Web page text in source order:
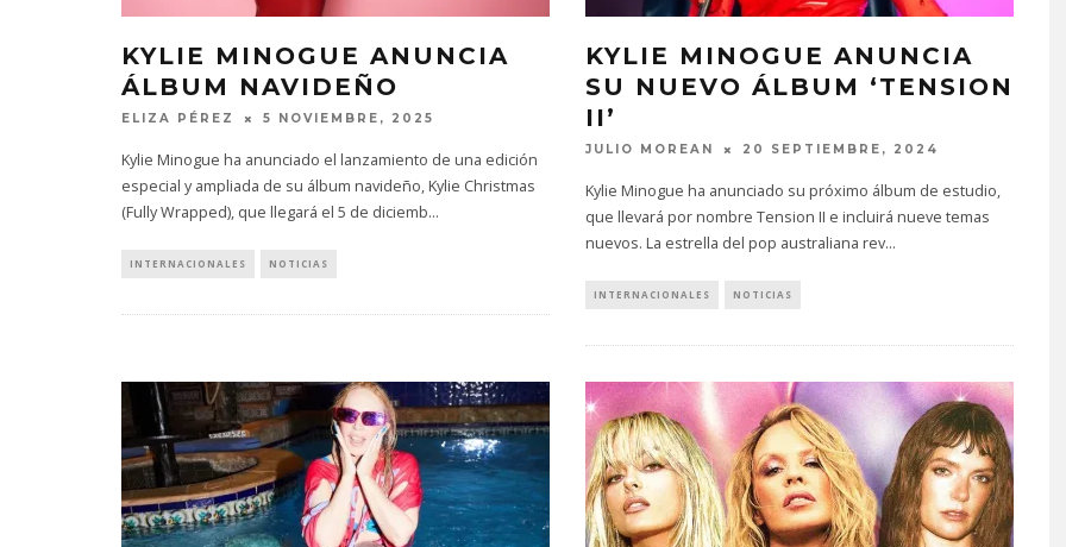
KYLIE MINOGUE ANUNCIA
ÁLBUM NAVIDEÑO
ELIZA PÉREZ 5 NOVIEMBRE, 2025
Kylie Minogue ha anunciado el lanzamiento de una edición
especial y ampliada de su álbum navideño, Kylie Christmas
(Fully Wrapped), que llegará el 5 de diciemb...
INTERNACIONALES NOTICIAS
KYLIE MINOGUE ANUNCIA
SU NUEVO ÁLBUM ‘TENSION
II’
JULIO MOREAN 20 SEPTIEMBRE, 2024
Kylie Minogue ha anunciado su próximo álbum de estudio,
que llevará por nombre Tension II e incluirá nueve temas
nuevos. La estrella del pop australiana rev...
INTERNACIONALES NOTICIAS